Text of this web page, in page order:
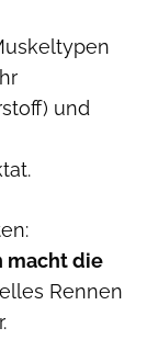
und
macht die
Rennen